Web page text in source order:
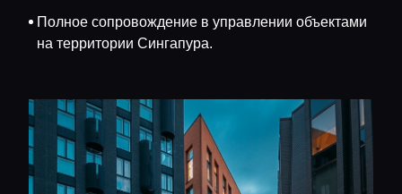
Полное сопровождение в управлении объектами
на территории Сингапура.